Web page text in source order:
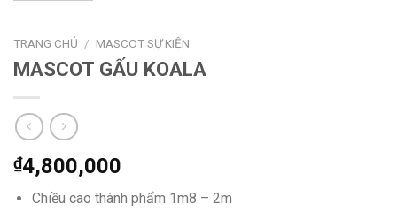
TRANG CHỦ / MASCOT SỰ KIỆN
MASCOT GẤU KOALA
₫4,800,000
Chiều cao thành phẩm 1m8 – 2m